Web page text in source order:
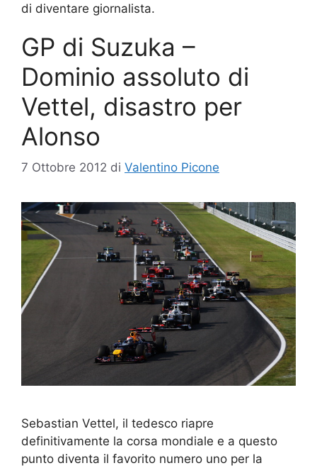
di diventare giornalista.
GP di Suzuka –
Dominio assoluto di
Vettel, disastro per
Alonso
7 Ottobre 2012 di Valentino Picone
Sebastian Vettel, il tedesco riapre
definitivamente la corsa mondiale e a questo
punto diventa il favorito numero uno per la